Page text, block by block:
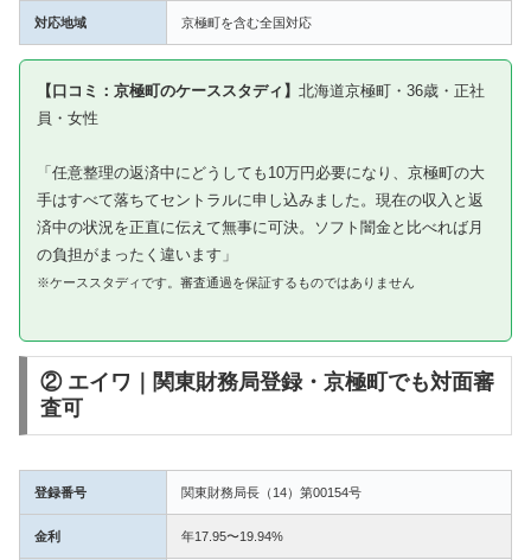
対応地域 京極町を含む全国対応
【口コミ：京極町のケーススタディ】 北海道京極町・36歳・正社
員・女性
「任意整理の返済中にどうしても10万円必要になり、京極町の大
手はすべて落ちてセントラルに申し込みました。現在の収入と返
済中の状況を正直に伝えて無事に可決。ソフト闇金と比べれば月
の負担がまったく違います」
※ケーススタディです。審査通過を保証するものではありません
② エイワ｜関東財務局登録・京極町でも対面審
査可
登録番号 関東財務局長（14）第00154号
金利 年17.95〜19.94%